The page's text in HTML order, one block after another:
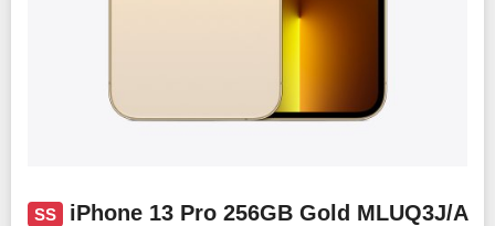
ウェアラブル
パソコン周辺機器
SS
iPhone 13 Pro 256GB Gold MLUQ3J/A